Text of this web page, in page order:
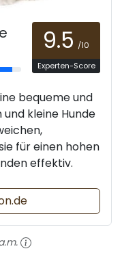
9.5 /10
Experten-Score
bequeme und
kleine Hunde
für einen hohen
effektiv.